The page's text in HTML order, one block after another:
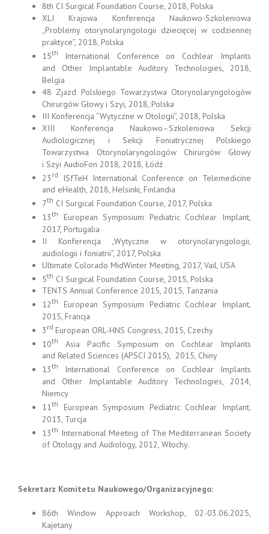
8th CI Surgical Foundation Course, 2018, Polska
XLI Krajowa Konferencja Naukowo-Szkoleniowa
„Problemy otorynolaryngologii dziecięcej w codziennej
praktyce”, 2018, Polska
15th
International Conference on Cochlear Implants
and Other Implantable Auditory Technologies, 2018,
Belgia
48 Zjazd Polskiego Towarzystwa Otorynolaryngologów
Chirurgów Głowy i Szyi, 2018, Polska
III Konferencja “Wytyczne w Otologii”, 2018, Polska
XIII Konferencja Naukowo–Szkoleniowa Sekcji
Audiologicznej i Sekcji Foniatrycznej Polskiego
Towarzystwa Otorynolaryngologów Chirurgów Głowy
i Szyi AudioFon 2018, 2018, Łódź
23 rd
ISfTeH International Conference on Telemedicine
and eHealth, 2018, Helsinki, Finlandia
7th CI Surgical Foundation Course, 2017, Polska
13th
European Symposium Pediatric Cochlear Implant,
2017, Portugalia
II Konferencja „Wytyczne w otorynolaryngologii,
audiologii i foniatrii”, 2017, Polska
Ultimate Colorado MidWinter Meeting, 2017, Vail, USA
5th CI Surgical Foundation Course, 2015, Polska
TENTS Annual Conference 2015, 2015, Tanzania
12th
European Symposium Pediatric Cochlear Implant,
2015, Francja
3 rd European ORL-HNS Congress, 2015, Czechy
10th
Asia Pacific Symposium on Cochlear Implants
and Related Sciences (APSCI 2015), 2015, Chiny
13th
International Conference on Cochlear Implants
and Other Implantable Auditory Technologies, 2014,
Niemcy
11 th
European Symposium Pediatric Cochlear Implant,
2013, Turcja
13th International Meeting of The Mediterranean Society
of Otology and Audiology, 2012, Włochy.
Sekretarz Komitetu Naukowego/Organizacyjnego:
86th Window Approach Workshop, 02-03.06.2025,
Kajetany